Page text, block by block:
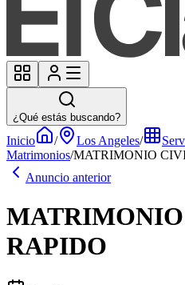
¿Qué estás buscando?
Inicio / Los Angeles/
Matrimonios/MATRIMONIO
Anuncio anterior
RAPIDO